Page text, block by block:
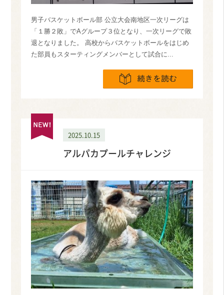
男子バスケットボール部 公立大会南地区一次リーグは
「１勝２敗」でAグループ３位となり、一次リーグで敗
退となりました。 高校からバスケットボールをはじめ
た部員もスターティングメンバーとして試合に...
2025.10.15
アルパカプールチャレンジ